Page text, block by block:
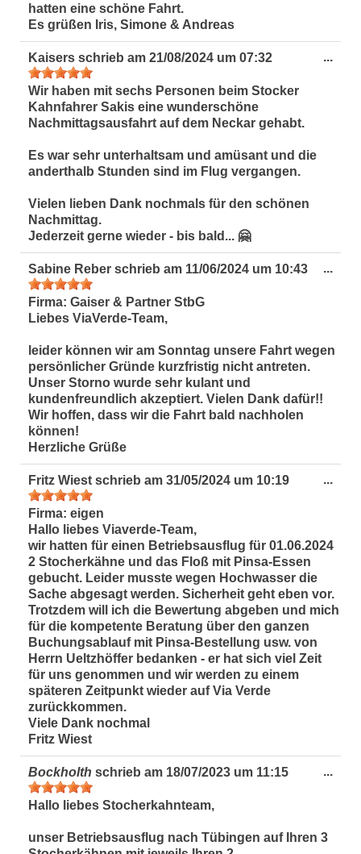
hatten eine schöne Fahrt.
Es grüßen Iris, Simone & Andreas
Kaisers schrieb am 21/08/2024 um 07:32
Wir haben mit sechs Personen beim Stocker
Kahnfahrer Sakis eine wunderschöne
Nachmittagsausfahrt auf dem Neckar gehabt.
Es war sehr unterhaltsam und amüsant und die
anderthalb Stunden sind im Flug vergangen.
Vielen lieben Dank nochmals für den schönen
Nachmittag.
Jederzeit gerne wieder - bis bald... 🤗
...
Sabine Reber schrieb am 11/06/2024 um 10:43
Firma: Gaiser & Partner StbG
Liebes ViaVerde-Team,
leider können wir am Sonntag unsere Fahrt wegen
persönlicher Gründe kurzfristig nicht antreten.
Unser Storno wurde sehr kulant und
kundenfreundlich akzeptiert. Vielen Dank dafür!!
Wir hoffen, dass wir die Fahrt bald nachholen
können!
Herzliche Grüße
...
Fritz Wiest schrieb am 31/05/2024 um 10:19
Firma: eigen
Hallo liebes Viaverde-Team,
wir hatten für einen Betriebsausflug für 01.06.2024
2 Stocherkähne und das Floß mit Pinsa-Essen
gebucht. Leider musste wegen Hochwasser die
Sache abgesagt werden. Sicherheit geht eben vor.
Trotzdem will ich die Bewertung abgeben und mich
für die kompetente Beratung über den ganzen
Buchungsablauf mit Pinsa-Bestellung usw. von
Herrn Ueltzhöffer bedanken - er hat sich viel Zeit
für uns genommen und wir werden zu einem
späteren Zeitpunkt wieder auf Via Verde
zurückkommen.
Viele Dank nochmal
Fritz Wiest
...
Bockholth schrieb am 18/07/2023 um 11:15
Hallo liebes Stocherkahnteam,
unser Betriebsausflug nach Tübingen auf Ihren 3
...